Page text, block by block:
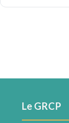
Le GRCP